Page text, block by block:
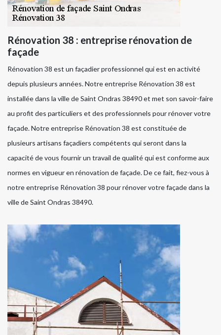
Rénovation 38 : entreprise rénovation de
façade
Rénovation 38 est un façadier professionnel qui est en activité
depuis plusieurs années. Notre entreprise Rénovation 38 est
installée dans la ville de Saint Ondras 38490 et met son savoir-faire
au profit des particuliers et des professionnels pour rénover votre
façade. Notre entreprise Rénovation 38 est constituée de
plusieurs artisans façadiers compétents qui seront dans la
capacité de vous fournir un travail de qualité qui est conforme aux
normes en vigueur en rénovation de façade. De ce fait, fiez-vous à
notre entreprise Rénovation 38 pour rénover votre façade dans la
ville de Saint Ondras 38490.